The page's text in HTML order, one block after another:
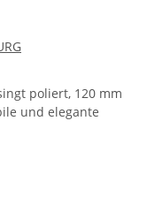
poliert, 120 mm
und elegante